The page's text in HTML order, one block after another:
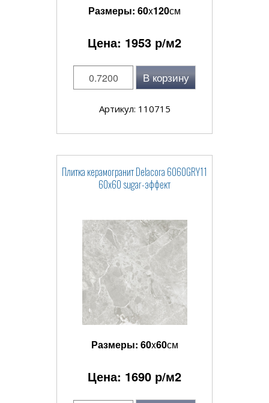
Размеры: 60x120см
Цена: 1953 р/м2
В корзину
Артикул: 110715
Плитка керамогранит Delacora 6060GRY11
60x60 sugar-эффект
Размеры: 60x60см
Цена: 1690 р/м2